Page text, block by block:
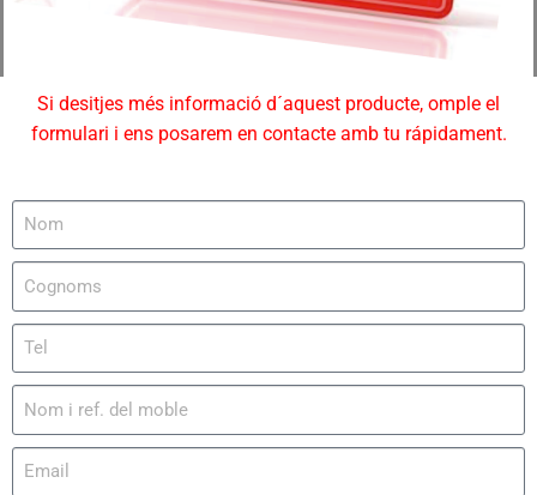
Si desitjes més informació d´aquest producte, omple el
formulari i ens posarem en contacte amb tu rápidament.